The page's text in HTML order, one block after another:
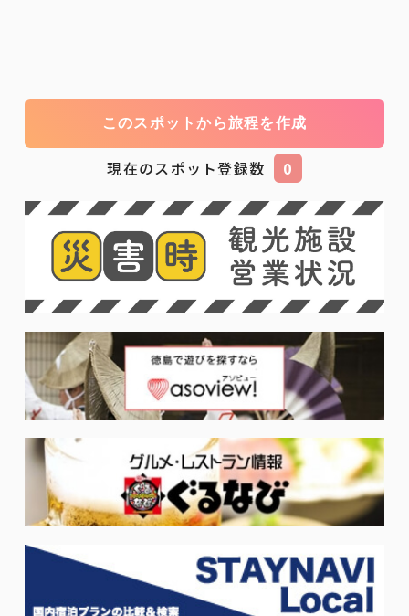
このスポットから旅程を作成
現在のスポット登録数 0